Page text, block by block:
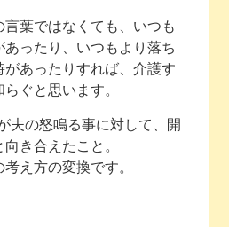
言葉ではなくても、いつも
あったり、いつもより落ち
あったりすれば、介護す
ぐと思います。
夫の怒鳴る事に対して、開
き合えたこと。
え方の変換です。